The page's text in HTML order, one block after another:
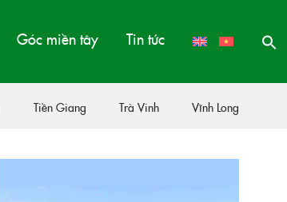
Góc miền tây Tin tức
Tiền Giang Trà Vinh Vĩnh Long